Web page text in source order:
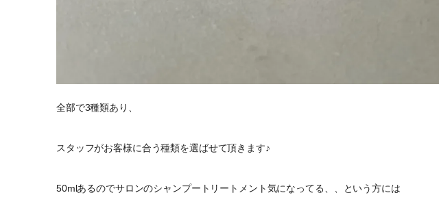
全部で3種類あり、
スタッフがお客様に合う種類を選ばせて頂きます♪
50mlあるのでサロンのシャンプートリートメント気になってる、、という方には